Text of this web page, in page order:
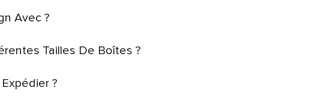
Avec ?
Tailles De Boîtes ?
?